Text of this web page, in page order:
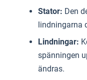
Stator: Den
lindningarna
Lindningar:
spänningen
ändras.